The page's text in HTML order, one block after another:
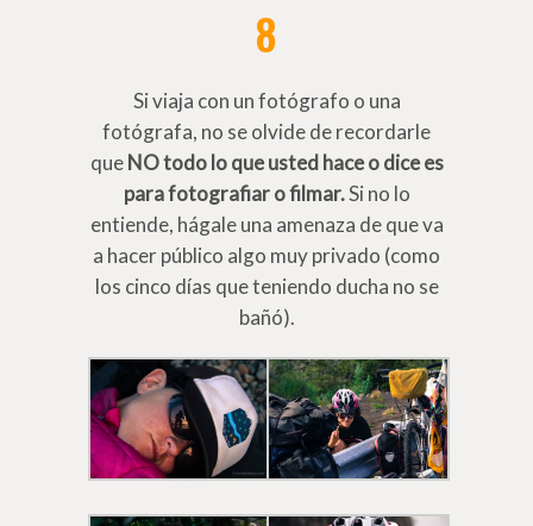
8
Si viaja con un fotógrafo o una
fotógrafa, no se olvide de recordarle
queNO todo lo que usted hace o dice es
para fotografiar o filmar.Si no lo
entiende, hágale una amenaza de que va
a hacer público algo muy privado (como
los cinco días que teniendo ducha no se
bañó).